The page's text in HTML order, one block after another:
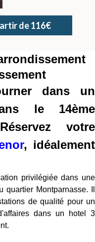
de 116€
dans un
le 14ème
votre
, idéalement
privilégiée dans une
Montparnasse. Il
de qualité pour un
dans un hotel 3